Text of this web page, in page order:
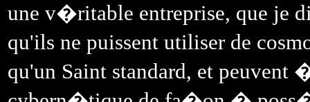
une v�ritable entreprise, que
qu'ils ne puissent utiliser de
qu'un Saint standard, et